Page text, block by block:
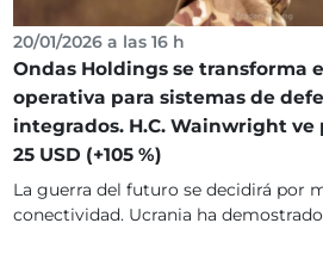
20/01/2026 a las 16 h
Ondas Holdings se transforma
operativa para sistemas de
integrados. H.C. Wainwright
25 USD (+105 %)
La guerra del futuro se decidirá por
conectividad. Ucrania ha